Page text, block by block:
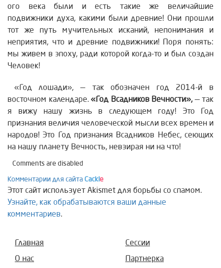
ого века были и есть такие же величайшие
подвижники духа, какими были древние! Они прошли
тот же путь мучительных исканий, непонимания и
неприятия, что и древние подвижники! Поря понять:
мы живем в эпоху, ради которой когда-то и был создан
Человек!
«Год лошади», — так обозначен год 2014-й в
восточном календаре. «Год Всадников Вечности»,— так
я вижу нашу жизнь в следующем году! Это Год
признания величия человеческой мысли всех времен и
народов! Это Год признания Всадников Небес, сеющих
на нашу планету Вечность, невзирая ни на что!
Comments are disabled
Комментарии для сайта Cackl e
Этот сайт использует Akismet для борьбы со спамом.
Узнайте, как обрабатываются ваши данные
комментариев.
Главная
О нас
Сессии
Партнерка